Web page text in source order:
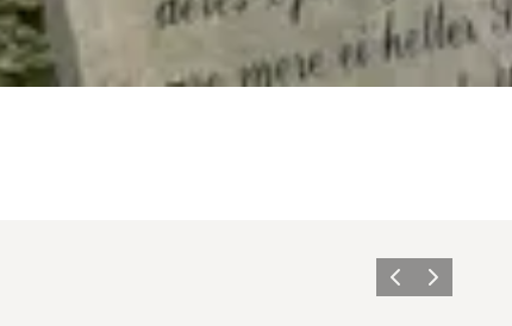
Forrige billede
Næste billede